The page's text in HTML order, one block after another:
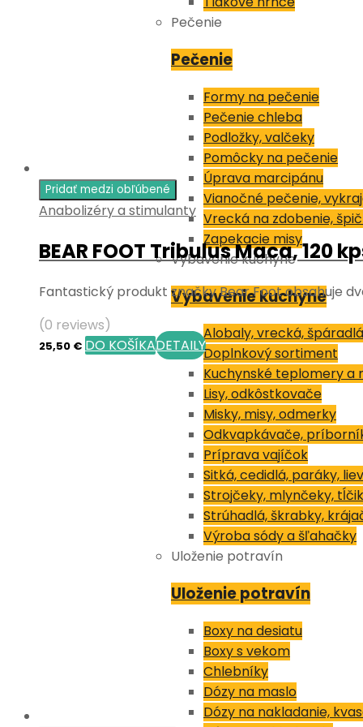
Pečenie
Pečenie
Formy na pečenie
Pečenie chleba
Podložky, valčeky
Pomôcky na pečenie
Úprava marcipánu
Vianočné pečenie,
Vrecká na zdobenie,
Zapekacie misy
Vybavenie kuchyne
Vybavenie kuchyne
Alobaly, vrecká, špáradlá
Doplnkový sortiment
Kuchynské teplomery a
Lisy, odkôstkovače
Misky, misy, odmerky
Odkvapkávače,
Príprava vajíčok
Sitká, cedidlá, paráky,
Strojčeky, mlynčeky,
Strúhadlá, škrabky,
Výroba sódy a šľahačky
Uloženie potravín
Uloženie potravín
Boxy na desiatu
Boxy s vekom
Chlebníky
Dózy na maslo
Dózy na nakladanie,
Pridať medzi obľúbené
Anabolizéry a stimulanty
BEAR FOOT Tribulus Maca, 120
Fantastický produkt značky Bear Foot obsahuje
(0 reviews)
25,50 € DO KOŠÍKADETAILY